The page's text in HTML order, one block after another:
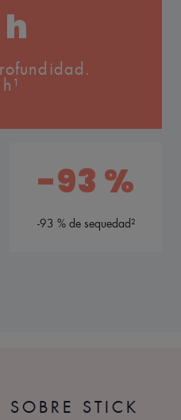
-93 %
-93 % de sequedad²
SOBRE STICK